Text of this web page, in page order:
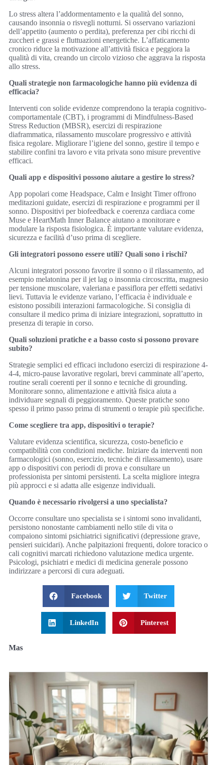
Lo stress altera l’addormentamento e la qualità del sonno,
causando insonnia o risvegli notturni. Si osservano variazioni
dell’appetito (aumento o perdita), preferenza per cibi ricchi di
zuccheri e grassi e fluttuazioni energetiche. L’affaticamento
cronico riduce la motivazione all’attività fisica e peggiora la
qualità di vita, creando un circolo vizioso che aggrava la risposta
allo stress.
Quali strategie non farmacologiche hanno più evidenza di
efficacia?
Interventi con solide evidenze comprendono la terapia cognitivo-
comportamentale (CBT), i programmi di Mindfulness-Based
Stress Reduction (MBSR), esercizi di respirazione
diaframmatica, rilassamento muscolare progressivo e attività
fisica regolare. Migliorare l’igiene del sonno, gestire il tempo e
stabilire confini tra lavoro e vita privata sono misure preventive
efficaci.
Quali app e dispositivi possono aiutare a gestire lo stress?
App popolari come Headspace, Calm e Insight Timer offrono
meditazioni guidate, esercizi di respirazione e programmi per il
sonno. Dispositivi per biofeedback e coerenza cardiaca come
Muse e HeartMath Inner Balance aiutano a monitorare e
modulare la risposta fisiologica. È importante valutare evidenza,
sicurezza e facilità d’uso prima di scegliere.
Gli integratori possono essere utili? Quali sono i rischi?
Alcuni integratori possono favorire il sonno o il rilassamento, ad
esempio melatonina per il jet lag o insonnia circoscritta, magnesio
per tensione muscolare, valeriana e passiflora per effetti sedativi
lievi. Tuttavia le evidenze variano, l’efficacia è individuale e
esistono possibili interazioni farmacologiche. Si consiglia di
consultare il medico prima di iniziare integrazioni, soprattutto in
presenza di terapie in corso.
Quali soluzioni pratiche e a basso costo si possono provare
subito?
Strategie semplici ed efficaci includono esercizi di respirazione 4-
4-4, micro-pause lavorative regolari, brevi camminate all’aperto,
routine serali coerenti per il sonno e tecniche di grounding.
Monitorare sonno, alimentazione e attività fisica aiuta a
individuare segnali di peggioramento. Queste pratiche sono
spesso il primo passo prima di strumenti o terapie più specifiche.
Come scegliere tra app, dispositivi o terapie?
Valutare evidenza scientifica, sicurezza, costo-beneficio e
compatibilità con condizioni mediche. Iniziare da interventi non
farmacologici (sonno, esercizio, tecniche di rilassamento), usare
app o dispositivi con periodi di prova e consultare un
professionista per sintomi persistenti. La scelta migliore integra
più approcci e si adatta alle esigenze individuali.
Quando è necessario rivolgersi a uno specialista?
Occorre consultare uno specialista se i sintomi sono invalidanti,
persistono nonostante cambiamenti nello stile di vita o
compaiono sintomi psichiatrici significativi (depressione grave,
pensieri suicidari). Anche palpitazioni frequenti, dolore toracico o
cali cognitivi marcati richiedono valutazione medica urgente.
Psicologi, psichiatri e medici di medicina generale possono
indirizzare a percorsi di cura adeguati.
Facebook Twitter
LinkedIn Pinterest
Mas